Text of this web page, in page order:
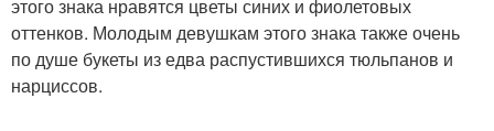
этого знака нравятся цветы синих и фиолетовых
оттенков. Молодым девушкам этого знака также очень
по душе букеты из едва распустившихся тюльпанов и
нарциссов.